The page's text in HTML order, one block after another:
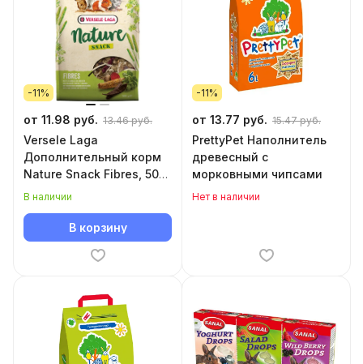
-11%
от 11.98 руб. 13.46 руб.
Versele Laga
Дополнительный корм
Nature Snack Fibres, 500
г
В наличии
В корзину
-11%
от 13.77 руб. 15.47 руб.
PrettyPet Наполнитель
древесный с
морковными чипсами
Нет в наличии